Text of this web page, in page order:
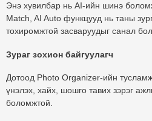
Энэ хувилбар нь AI-ийн шинэ
Match, AI Auto функцууд нь таны
тохиромжтой засваруудыг санал
Зураг зохион байгуулагч
Дотоод Photo Organizer-ийн
үнэлэх, хайх, шошго тавих зэрэг
боломжтой.